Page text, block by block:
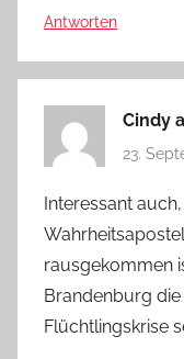
Antworten
Cindy
23.
Interessant
rausgekommen
Brandenburg
Flüchtlingskrise